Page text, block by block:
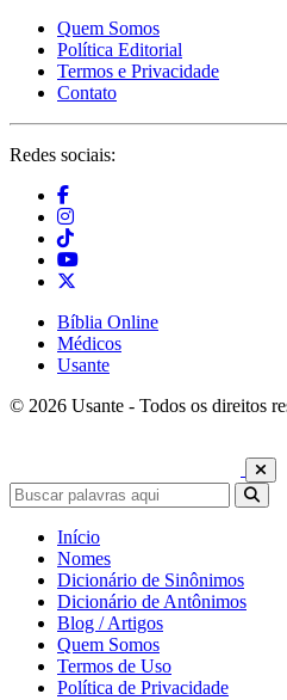
Quem Somos
Política Editorial
Termos e Privacidade
Contato
Redes sociais:
Bíblia Online
Médicos
Usante
© 2026 Usante - Todos os direitos
Início
Nomes
Dicionário de Sinônimos
Dicionário de Antônimos
Blog / Artigos
Quem Somos
Termos de Uso
Política de Privacidade